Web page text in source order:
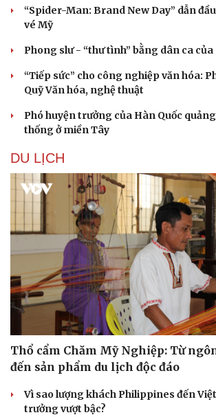
Du lịch
Tư vấn
Săn Tour
Podcast
Câu
Đọc
Cửa sổ
Hạt giống
“Spider-Man: Brand New Day” dẫn
vé Mỹ
Phong slư - “thư tình” bằng dân ca
“Tiếp sức” cho công nghiệp văn hóa:
Quỹ Văn hóa, nghệ thuật
Phó huyện trưởng của Hàn Quốc
thống ở miền Tây
DU LỊCH
Thổ cẩm Chăm Mỹ Nghiệp: Từ
đến sản phẩm du lịch độc đáo
Vì sao lượng khách Philippines đến
trưởng vượt bậc?